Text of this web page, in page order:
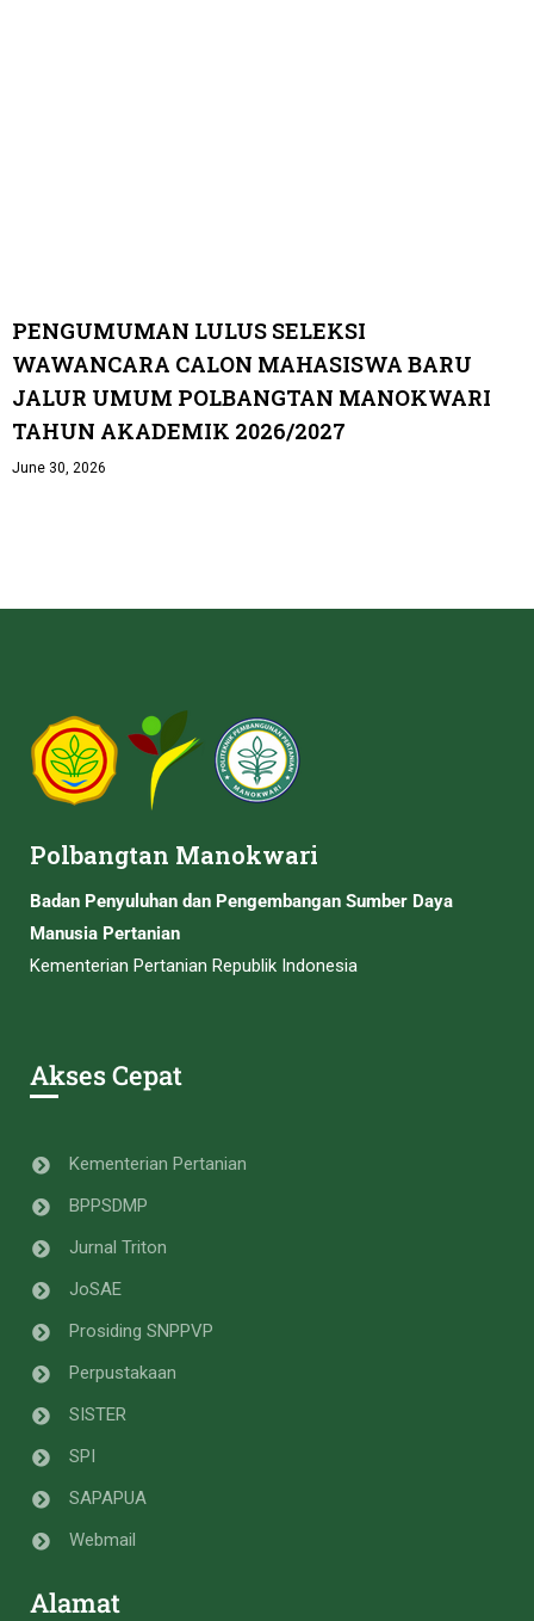
PENGUMUMAN LULUS SELEKSI
WAWANCARA CALON MAHASISWA BARU
JALUR UMUM POLBANGTAN MANOKWARI
TAHUN AKADEMIK 2026/2027
June 30, 2026
Polbangtan Manokwari
Badan Penyuluhan dan Pengembangan Sumber Daya
Manusia Pertanian
Kementerian Pertanian Republik Indonesia
Akses Cepat
Kementerian Pertanian
BPPSDMP
Jurnal Triton
JoSAE
Prosiding SNPPVP
Perpustakaan
SISTER
SPI
SAPAPUA
Webmail
Alamat